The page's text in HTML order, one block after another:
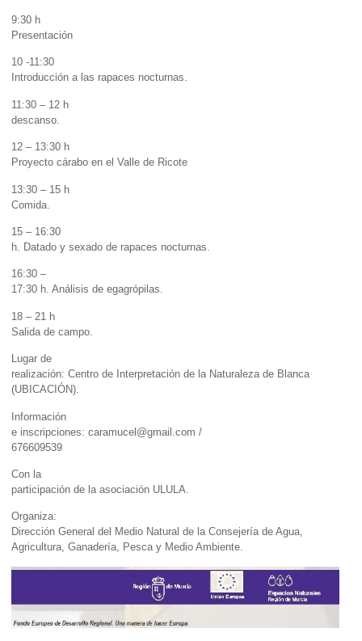
9:30 h
Presentación
10 -11:30
Introducción a las rapaces nocturnas.
11:30 – 12 h
descanso.
12 – 13:30 h
Proyecto cárabo en el Valle de Ricote
13:30 – 15 h
Comida.
15 – 16:30
h. Datado y sexado de rapaces nocturnas.
16:30 –
17:30 h. Análisis de egagrópilas.
18 – 21 h
Salida de campo.
Lugar de
realización: Centro de Interpretación de la Naturaleza de Blanca
(UBICACIÓN).
Información
e inscripciones: caramucel@gmail.com /
676609539
Con la
participación de la asociación ULULA.
Organiza:
Dirección General del Medio Natural de la Consejería de Agua,
Agricultura, Ganadería, Pesca y Medio Ambiente.